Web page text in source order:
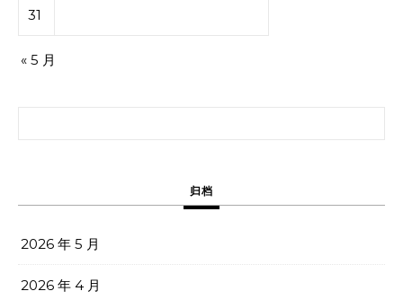
31
« 5 月
归档
2026 年 5 月
2026 年 4 月